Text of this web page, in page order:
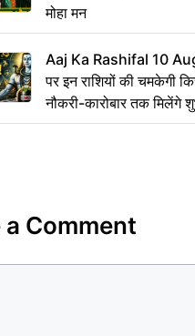
मोहा मन
Aaj Ka Rashifal 10
पर इन राशियों की चमकेगी
नौकरी-कारोबार तक मिलेंगे
a Comment